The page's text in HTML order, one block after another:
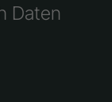
Daten